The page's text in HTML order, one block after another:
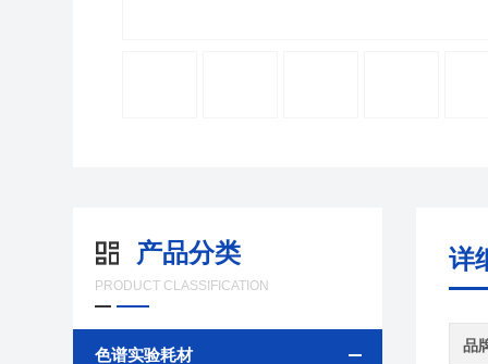
产品分类
PRODUCT CLASSIFICATION
色谱实验耗材
详
品